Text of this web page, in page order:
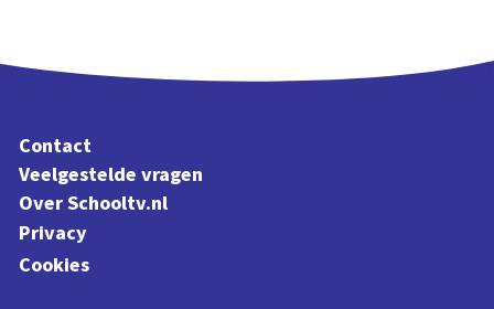
Contact
Veelgestelde vragen
Over Schooltv.nl
Privacy
Cookies